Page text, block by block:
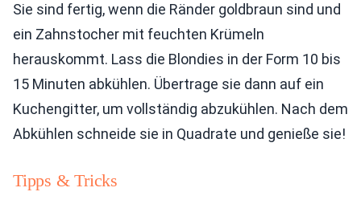
Sie sind fertig, wenn die Ränder goldbraun sind und
ein Zahnstocher mit feuchten Krümeln
herauskommt. Lass die Blondies in der Form 10 bis
15 Minuten abkühlen. Übertrage sie dann auf ein
Kuchengitter, um vollständig abzukühlen. Nach dem
Abkühlen schneide sie in Quadrate und genieße sie!
Tipps & Tricks